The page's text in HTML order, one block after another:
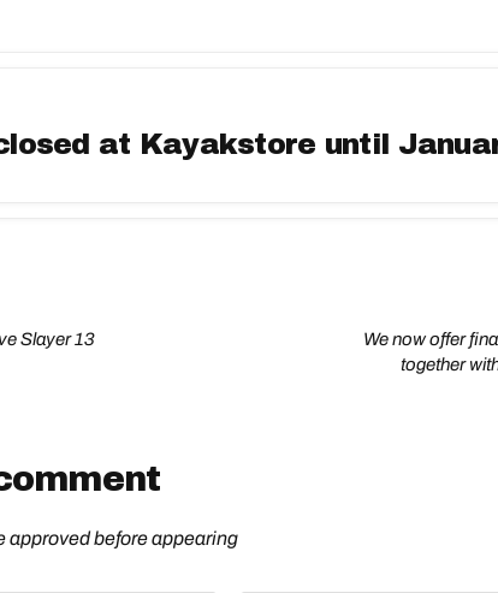
at Kayakstore until
Slayer 13
We now offer
together
approved before appearing